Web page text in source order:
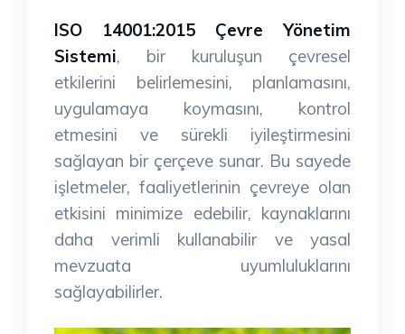
ISO 14001:2015 Çevre Yönetim
Sistemi, bir kuruluşun çevresel
etkilerini belirlemesini, planlamasını,
uygulamaya koymasını, kontrol
etmesini ve sürekli iyileştirmesini
sağlayan bir çerçeve sunar. Bu sayede
işletmeler, faaliyetlerinin çevreye olan
etkisini minimize edebilir, kaynaklarını
daha verimli kullanabilir ve yasal
mevzuata uyumluluklarını
sağlayabilirler.